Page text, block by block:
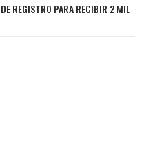
REGISTRO PARA RECIBIR 2 MIL